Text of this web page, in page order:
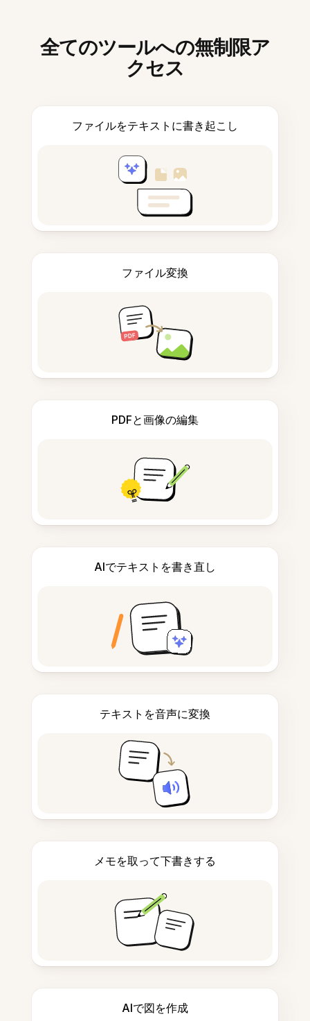
全てのツールへの無制限ア
クセス
ファイルをテキストに書き起こし
ファイル変換
PDFと画像の編集
AIでテキストを書き直し
テキストを音声に変換
メモを取って下書きする
AIで図を作成